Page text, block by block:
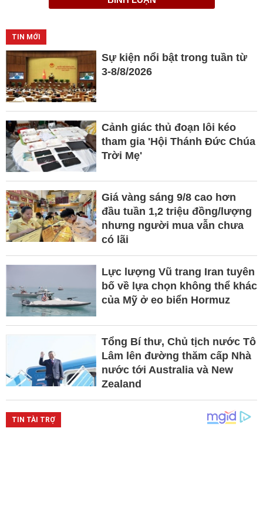
TIN MỚI
Sự kiện nổi bật trong tuần từ
3-8/8/2026
Cảnh giác thủ đoạn lôi kéo
tham gia 'Hội Thánh Đức Chúa
Trời Mẹ'
Giá vàng sáng 9/8 cao hơn
đầu tuần 1,2 triệu đồng/lượng
nhưng người mua vẫn chưa
có lãi
Lực lượng Vũ trang Iran tuyên
bố về lựa chọn không thể khác
của Mỹ ở eo biển Hormuz
Tổng Bí thư, Chủ tịch nước Tô
Lâm lên đường thăm cấp Nhà
nước tới Australia và New
Zealand